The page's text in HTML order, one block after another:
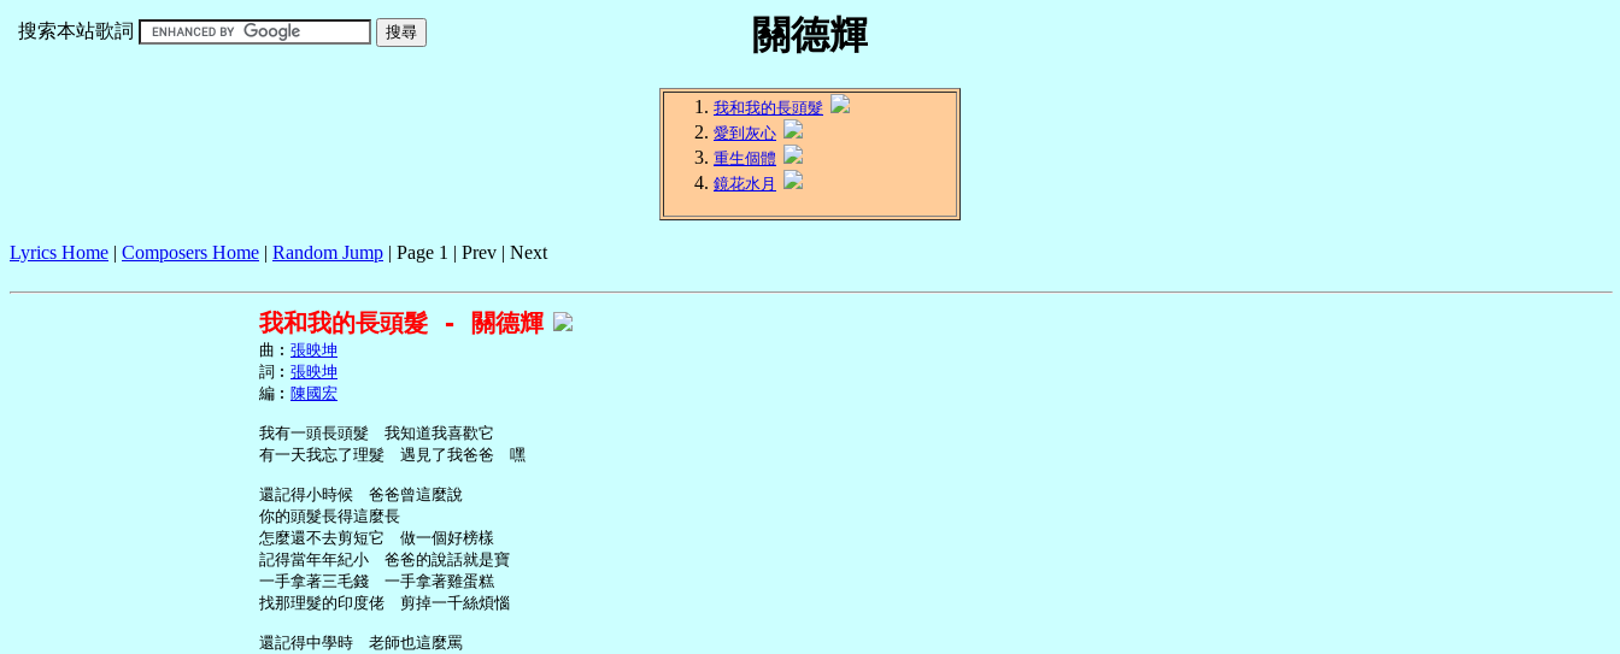
關德輝
搜索本站歌詞
我和我的長頭髮
愛到灰心
重生個體
鏡花水月
Lyrics Home | Composers Home | Random Jump | Page 1 | Prev | Next
我和我的長頭髮 - 關德輝
     曲︰
張映坤
     詞︰
張映坤
     編︰
陳國宏
     我有一頭長頭髮　我知道我喜歡它
     有一天我忘了理髮　遇見了我爸爸　嘿
     還記得小時候　爸爸曾這麼說
     你的頭髮長得這麼長
     怎麼還不去剪短它　做一個好榜樣
     記得當年年紀小　爸爸的說話就是寶
     一手拿著三毛錢　一手拿著雞蛋糕
     找那理髮的印度佬　剪掉一千絲煩惱
     還記得中學時　老師也這麼罵